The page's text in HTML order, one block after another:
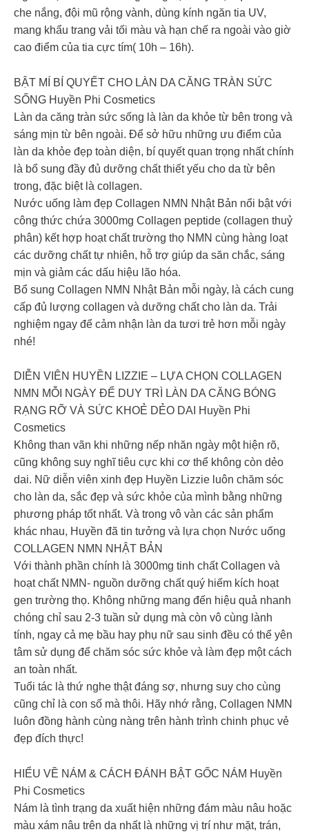
che nắng, đội mũ rộng vành, dùng kính ngăn tia UV,
mang khẩu trang vải tối màu và hạn chế ra ngoài vào giờ
cao điểm của tia cực tím( 10h – 16h).
BẬT MÍ BÍ QUYẾT CHO LÀN DA CĂNG TRÀN SỨC
SỐNG Huyền Phi Cosmetics
Làn da căng tràn sức sống là làn da khỏe từ bên trong và
sáng mịn từ bên ngoài. Để sở hữu những ưu điểm của
làn da khỏe đẹp toàn diện, bí quyết quan trọng nhất chính
là bổ sung đầy đủ dưỡng chất thiết yếu cho da từ bên
trong, đặc biệt là collagen.
Nước uống làm đẹp Collagen NMN Nhật Bản nổi bật với
công thức chứa 3000mg Collagen peptide (collagen thuỷ
phân) kết hợp hoạt chất trường thọ NMN cùng hàng loạt
các dưỡng chất tự nhiên, hỗ trợ giúp da săn chắc, sáng
mịn và giảm các dấu hiệu lão hóa.
Bổ sung Collagen NMN Nhật Bản mỗi ngày, là cách cung
cấp đủ lượng collagen và dưỡng chất cho làn da. Trải
nghiệm ngay để cảm nhận làn da tươi trẻ hơn mỗi ngày
nhé!
DIỄN VIÊN HUYỀN LIZZIE – LỰA CHỌN COLLAGEN
NMN MỖI NGÀY ĐỂ DUY TRÌ LÀN DA CĂNG BÓNG
RẠNG RỠ VÀ SỨC KHOẺ DẺO DAI Huyền Phi
Cosmetics
Không than vãn khi những nếp nhăn ngày một hiện rõ,
cũng không suy nghĩ tiêu cực khi cơ thể không còn dẻo
dai. Nữ diễn viên xinh đẹp Huyền Lizzie luôn chăm sóc
cho làn da, sắc đẹp và sức khỏe của mình bằng những
phương pháp tốt nhất. Và trong vô vàn các sản phẩm
khác nhau, Huyền đã tin tưởng và lựa chọn Nước uống
COLLAGEN NMN NHẬT BẢN
Với thành phần chính là 3000mg tinh chất Collagen và
hoạt chất NMN- nguồn dưỡng chất quý hiếm kích hoạt
gen trường thọ. Không những mang đến hiệu quả nhanh
chóng chỉ sau 2-3 tuần sử dụng mà còn vô cùng lành
tính, ngay cả mẹ bầu hay phụ nữ sau sinh đều có thể yên
tâm sử dụng để chăm sóc sức khỏe và làm đẹp một cách
an toàn nhất.
Tuổi tác là thứ nghe thật đáng sợ, nhưng suy cho cùng
cũng chỉ là con số mà thôi. Hãy nhớ rằng, Collagen NMN
luôn đồng hành cùng nàng trên hành trình chinh phục vẻ
đẹp đích thực!
HIỂU VỀ NÁM & CÁCH ĐÁNH BẬT GỐC NÁM Huyền
Phi Cosmetics
Nám là tình trạng da xuất hiện những đám màu nâu hoặc
màu xám nâu trên da nhất là những vị trí như mặt, trán,